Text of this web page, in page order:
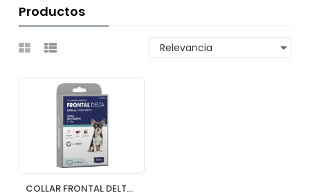
Productos
COLLAR FRONTAL DELTA 1 UNIDAD 05 KG